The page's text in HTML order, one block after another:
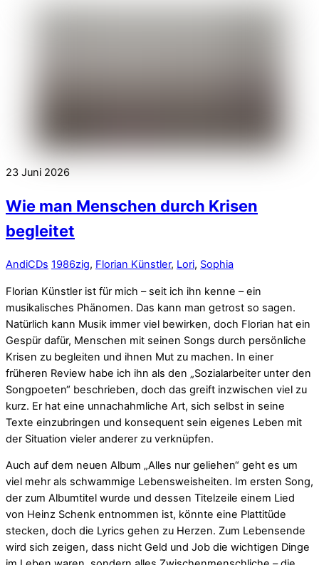
23 Juni 2026
Wie man Menschen durch Krisen
begleitet
AndiCDs 1986zig, Florian Künstler, Lori, Sophia
Florian Künstler ist für mich – seit ich ihn kenne – ein
musikalisches Phänomen. Das kann man getrost so sagen.
Natürlich kann Musik immer viel bewirken, doch Florian hat ein
Gespür dafür, Menschen mit seinen Songs durch persönliche
Krisen zu begleiten und ihnen Mut zu machen. In einer
früheren Review habe ich ihn als den „Sozialarbeiter unter den
Songpoeten“ beschrieben, doch das greift inzwischen viel zu
kurz. Er hat eine unnachahmliche Art, sich selbst in seine
Texte einzubringen und konsequent sein eigenes Leben mit
der Situation vieler anderer zu verknüpfen.
Auch auf dem neuen Album „Alles nur geliehen“ geht es um
viel mehr als schwammige Lebensweisheiten. Im ersten Song,
der zum Albumtitel wurde und dessen Titelzeile einem Lied
von Heinz Schenk entnommen ist, könnte eine Plattitüde
stecken, doch die Lyrics gehen zu Herzen. Zum Lebensende
wird sich zeigen, dass nicht Geld und Job die wichtigen Dinge